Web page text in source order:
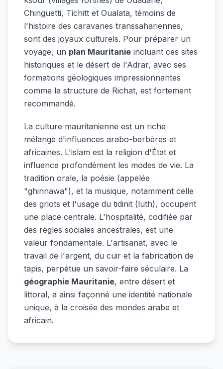
Chinguetti, Tichitt et Oualata, témoins de
l'histoire des caravanes transsahariennes,
sont des joyaux culturels. Pour préparer un
voyage, un plan Mauritanie incluant ces sites
historiques et le désert de l'Adrar, avec ses
formations géologiques impressionnantes
comme la structure de Richat, est fortement
recommandé.
La culture mauritanienne est un riche
mélange d'influences arabo-berbères et
africaines. L'islam est la religion d'État et
influence profondément les modes de vie. La
tradition orale, la poésie (appelée
"ghinnawa"), et la musique, notamment celle
des griots et l'usage du tidinit (luth), occupent
une place centrale. L'hospitalité, codifiée par
des règles sociales ancestrales, est une
valeur fondamentale. L'artisanat, avec le
travail de l'argent, du cuir et la fabrication de
tapis, perpétue un savoir-faire séculaire. La
géographie Mauritanie, entre désert et
littoral, a ainsi façonné une identité nationale
unique, à la croisée des mondes arabe et
africain.